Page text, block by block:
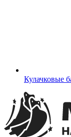
Кулачковые